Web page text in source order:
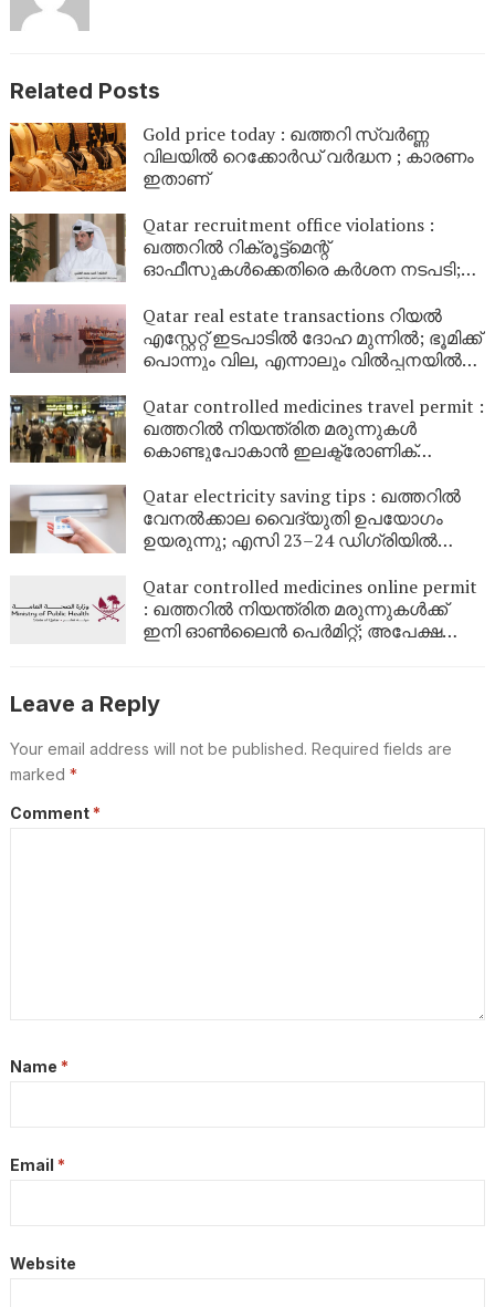
Related Posts
Gold price today : ഖത്തറി സ്വർണ്ണ
വിലയിൽ റെക്കോർഡ് വർദ്ധന ; കാരണം
ഇതാണ്
Qatar recruitment office violations :
ഖത്തറിൽ റിക്രൂട്ട്‌മെന്റ്
ഓഫീസുകൾക്കെതിരെ കർശന നടപടി;
ലൈസൻസ് റദ്ദാക്കും
Qatar real estate transactions റിയൽ
എസ്റ്റേറ്റ് ഇടപാടിൽ ദോഹ മുന്നിൽ; ഭൂമിക്ക്
പൊന്നും വില, എന്നാലും വിൽപ്പനയിൽ
Qatar controlled medicines travel permit :
ഖത്തറിൽ നിയന്ത്രിത മരുന്നുകൾ
കൊണ്ടുപോകാൻ ഇലക്ട്രോണിക്
Qatar electricity saving tips : ഖത്തറിൽ
വേനൽക്കാല വൈദ്യുതി ഉപയോഗം
ഉയരുന്നു; എസി 23–24 ഡിഗ്രിയിൽ
Qatar controlled medicines online permit
: ഖത്തറിൽ നിയന്ത്രിത മരുന്നുകൾക്ക്
ഇനി ഓൺലൈൻ പെർമിറ്റ്; അപേക്ഷയും
Leave a Reply
Your email address will not be published. Required fields are
marked *
Comment *
Name *
Email *
Website